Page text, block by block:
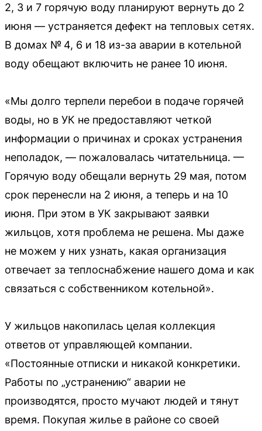
2, 3 и 7 горячую воду планируют вернуть до 2
июня — устраняется дефект на тепловых сетях.
В домах № 4, 6 и 18 из-за аварии в котельной
воду обещают включить не ранее 10 июня.
«Мы долго терпели перебои в подаче горячей
воды, но в УК не предоставляют четкой
информации о причинах и сроках устранения
неполадок, — пожаловалась читательница. —
Горячую воду обещали вернуть 29 мая, потом
срок перенесли на 2 июня, а теперь и на 10
июня. При этом в УК закрывают заявки
жильцов, хотя проблема не решена. Мы даже
не можем у них узнать, какая организация
отвечает за теплоснабжение нашего дома и как
связаться с собственником котельной».
У жильцов накопилась целая коллекция
ответов от управляющей компании.
«Постоянные отписки и никакой конкретики.
Работы по „устранению“ аварии не
производятся, просто мучают людей и тянут
время. Покупая жилье в районе со своей